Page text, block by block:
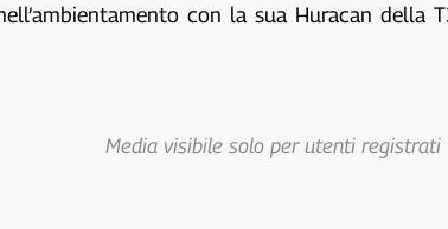
nell’ambientamento con la sua Huracan
Media visibile solo per utenti registrati